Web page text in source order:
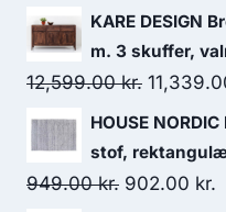
KARE DESIGN
m. 3 skuffer,
12,599.00kr.
HOUSE
stof,
949.00kr. 902.00 kr.